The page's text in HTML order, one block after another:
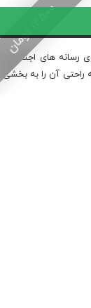
1
4
5
0
0
ت
و
م
ا
ن
رسانه های اجتماعی، و
آن را به بخشی از